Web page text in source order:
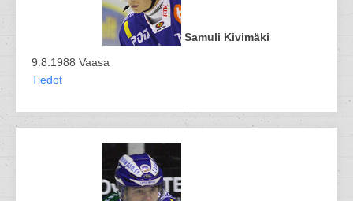
Samuli Kivimäki
9.8.1988 Vaasa
Tiedot